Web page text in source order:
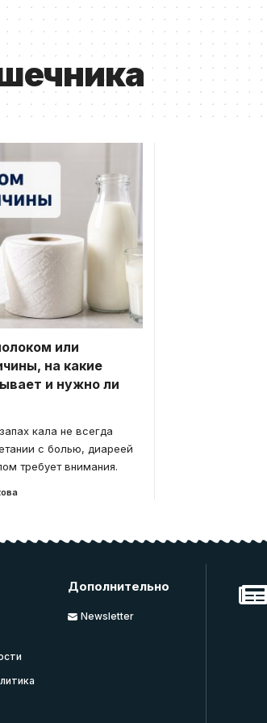
или
на какие
и нужно ли
кала не всегда
с болью, диареей
требует внимания.
Дополнительно
Newsletter